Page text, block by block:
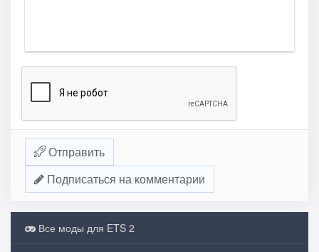
Отправить
Подписаться на комментарии
Все моды для ETS 2